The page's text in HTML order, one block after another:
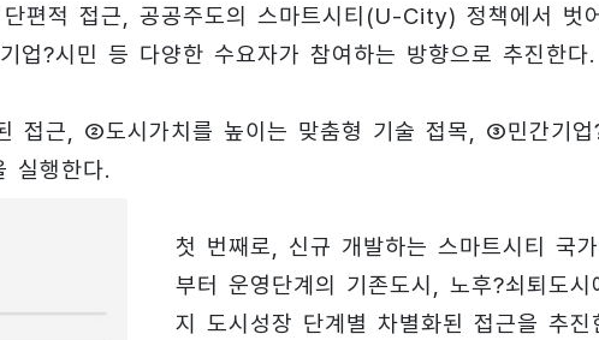
단편적 접근, 공공주도의 스마트시티(U-City) 정책에서 벗
업?시민 등 다양한 수요자가 참여하는 방향으로 추진한다.
접근, ②도시가치를 높이는 맞춤형 기술 접목, ③민간기업
실행한다.
첫 번째로, 신규 개발하는 스마트시티 국가
부터 운영단계의 기존도시, 노후?쇠퇴도시
지 도시성장 단계별 차별화된 접근을 추진